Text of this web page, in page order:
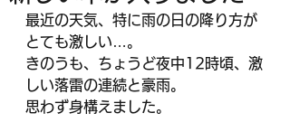
最近の天気、特に雨の日の降り方が
とても激しい…。
きのうも、ちょうど夜中12時頃、激
しい落雷の連続と豪雨。
思わず身構えました。